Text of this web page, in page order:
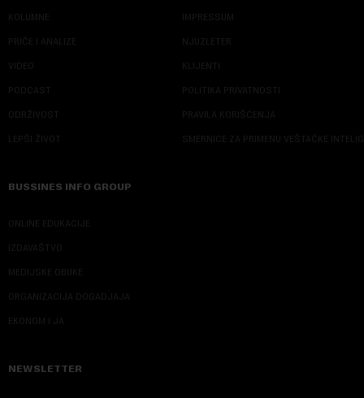
KOLUMNE
PRIČE I ANALIZE
VIDEO
PODCAST
ODRŽIVOST
LEPŠI ŽIVOT
IMPRESSUM
NJUZLETER
KLIJENTI
POLITIKA PRIVATNOSTI
PRAVILA KORIŠĆENJA
SMERNICE ZA PRIMENU VEŠTAČKE
BUSSINES INFO GROUP
ONLINE EDUKACIJE
IZDAVAŠTVO
MEDIJSKE OBUKE
ORGANIZACIJA DOGADJAJA
EKONOM I JA
NEWSLETTER